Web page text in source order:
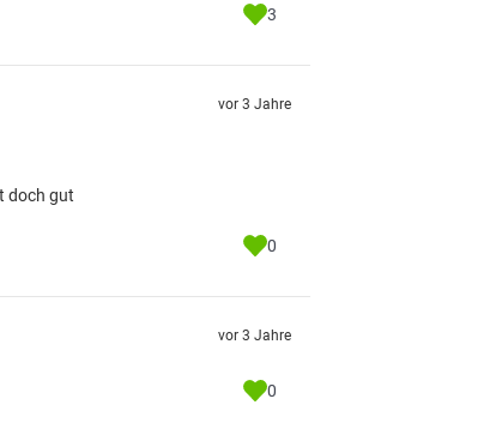
3
doch gut
vor 3 Jahre
0
vor 3 Jahre
0